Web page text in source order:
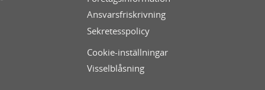
Ansvarsfriskrivning
Sekretesspolicy
Cookie-inställningar
Visselblåsning